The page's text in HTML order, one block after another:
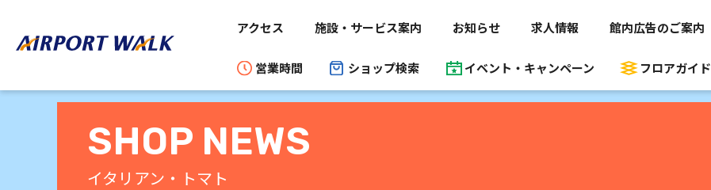
アクセス 施設・サービス案内 お知らせ 求人情報 館内広告のご案内
営業時間 ショップ検索 イベント・キャンペーン フロアガイド
SHOP NEWS
イタリアン・トマト